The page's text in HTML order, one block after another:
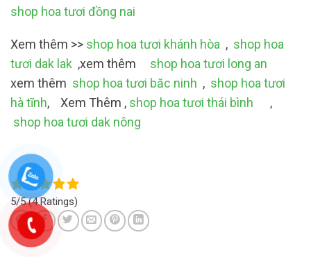
shop hoa tươi đồng nai
Xem thêm >> shop hoa tươi khánh hòa , shop hoa
tươi dak lak ,xem thêm shop hoa tươi long an
xem thêm shop hoa tươi băc ninh , shop hoa tươi
hà tĩnh, Xem Thêm , shop hoa tươi thái bình
,
shop hoa tươi dak nông
5/5 (4 Ratings)